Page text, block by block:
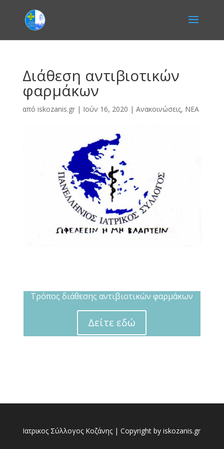
Διάθεση αντιβιοτικών
φαρμάκων
από iskozanis.gr| Ιούν 16, 2020 | Ανακοινώσεις, ΝΕΑ
Τρόπος διάθεσης αντιβιοτικών φαρμάκων
Δείτε εδώ
Ιατρικος Σύλλογος Κοζάνης | Copyright by iskozanis.gr